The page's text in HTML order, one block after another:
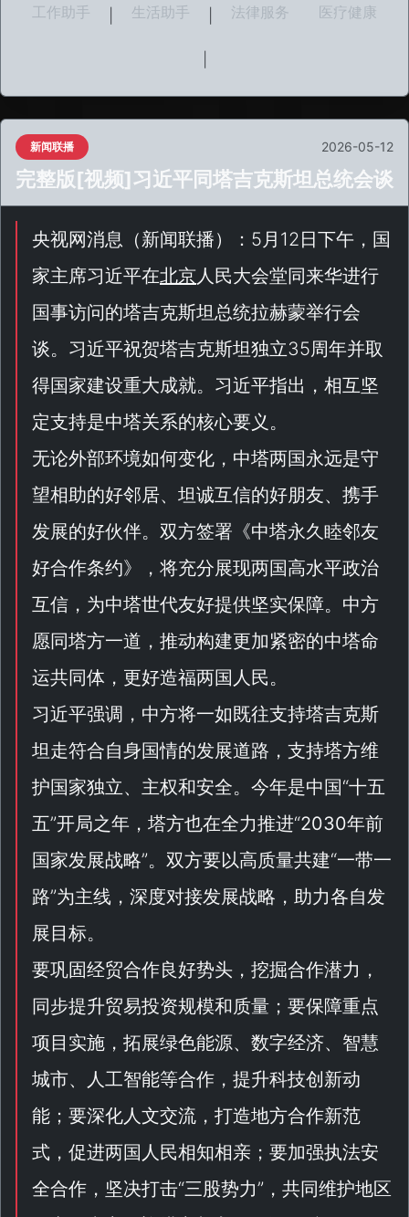
工作助手 生活助手 法律服务 医疗健康
新闻联播 2026-05-12
完整版[视频]习近平同塔吉克斯坦总统会谈
央视网消息（新闻联播）：5月12日下午，国
家主席习近平在北京人民大会堂同来华进行
国事访问的塔吉克斯坦总统拉赫蒙举行会
谈。习近平祝贺塔吉克斯坦独立35周年并取
得国家建设重大成就。习近平指出，相互坚
定支持是中塔关系的核心要义。
无论外部环境如何变化，中塔两国永远是守
望相助的好邻居、坦诚互信的好朋友、携手
发展的好伙伴。双方签署《中塔永久睦邻友
好合作条约》，将充分展现两国高水平政治
互信，为中塔世代友好提供坚实保障。中方
愿同塔方一道，推动构建更加紧密的中塔命
运共同体，更好造福两国人民。
习近平强调，中方将一如既往支持塔吉克斯
坦走符合自身国情的发展道路，支持塔方维
护国家独立、主权和安全。今年是中国“十五
五”开局之年，塔方也在全力推进“2030年前
国家发展战略”。双方要以高质量共建“一带一
路”为主线，深度对接发展战略，助力各自发
展目标。
要巩固经贸合作良好势头，挖掘合作潜力，
同步提升贸易投资规模和质量；要保障重点
项目实施，拓展绿色能源、数字经济、智慧
城市、人工智能等合作，提升科技创新动
能；要深化人文交流，打造地方合作新范
式，促进两国人民相知相亲；要加强执法安
全合作，坚决打击“三股势力”，共同维护地区